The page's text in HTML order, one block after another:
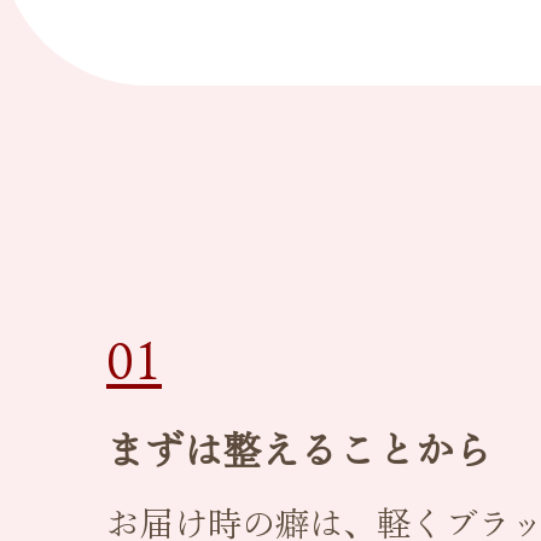
01
まずは整えることから
お届け時の癖は、軽くブラ